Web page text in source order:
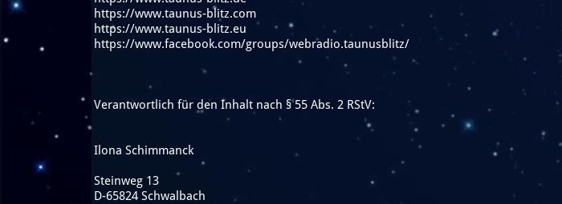
https://www.taunus-blitz.com
https://www.taunus-blitz.eu
https://www.facebook.com/groups/webradio.taunusblitz/
Verantwortlich für den Inhalt nach § 55 Abs. 2 RStV:
Ilona Schimmanck
Steinweg 13
D-65824 Schwalbach